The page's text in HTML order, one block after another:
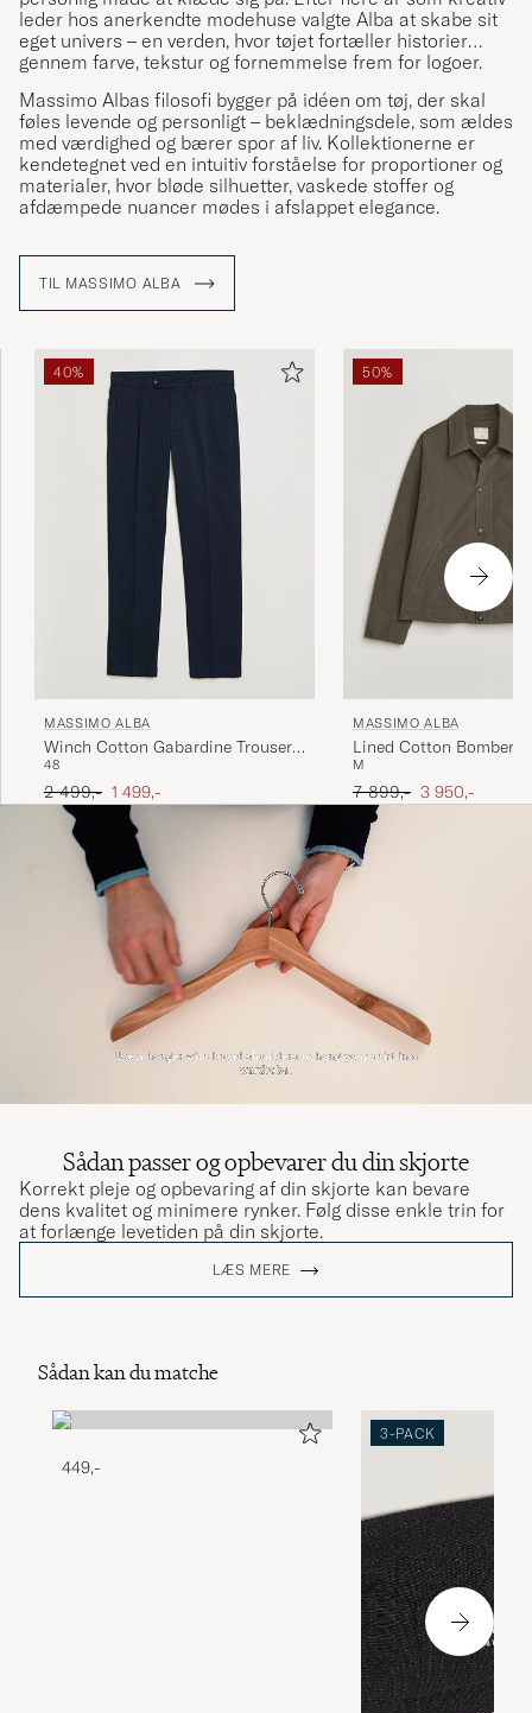
leder hos anerkendte modehuse valgte Alba at skabe sit
eget univers – en verden, hvor tøjet fortæller historier
gennem farve, tekstur og fornemmelse frem for logoer.
Massimo Albas filosofi bygger på idéen om tøj, der skal
føles levende og personligt – beklædningsdele, som ældes
med værdighed og bærer spor af liv. Kollektionerne er
kendetegnet ved en intuitiv forståelse for proportioner og
materialer, hvor bløde silhuetter, vaskede stoffer og
afdæmpede nuancer mødes i afslappet elegance.
TIL MASSIMO ALBA
40%
MASSIMO ALBA
Winch Cotton Gabardine Trousers
Navy
48
Ordinary pris
2 499,- Nedsat pris
1 499,-
50%
MASSIMO ALBA
Lined Cotton Bomber
Hunter
M
Ordinary pris
7 899,- Nedsat pris
3 950,-
Sådan passer og opbevarer du din skjorte
Korrekt pleje og opbevaring af din skjorte kan bevare
dens kvalitet og minimere rynker. Følg disse enkle trin for
at forlænge levetiden på din skjorte.
LÆS MERE
Sådan kan du matche
449,-
3-PACK